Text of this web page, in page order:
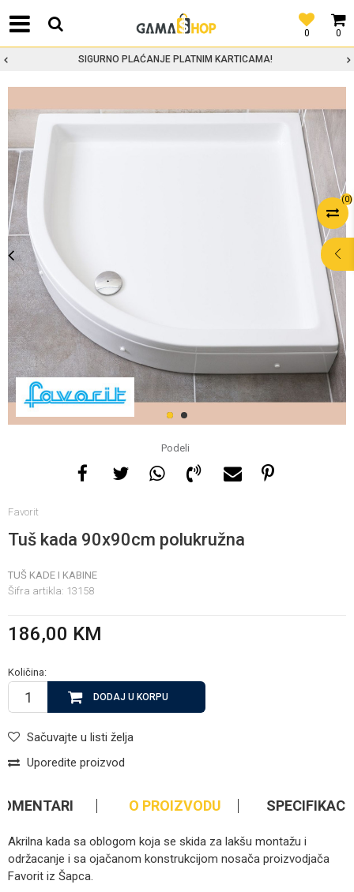
0
0
SIGURNO PLAĆANJE PLATNIM KARTICAMA!
(0)
1 2
Podeli
Favorit
Tuš kada 90x90cm polukružna
TUŠ KADE I KABINE
Šifra artikla: 13158
186,00 KM
Količina:
DODAJ U KORPU
Sačuvajte u listi želja
Uporedite proizvod
Za više informacija, pomoć
i porudžbine
nedelje
O PROIZVODU
Akrilna kada sa oblogom koja se skida za lakšu montažu i
održacanje i sa ojačanom konstrukcijom nosača proizvodjača
Favorit iz Šapca.